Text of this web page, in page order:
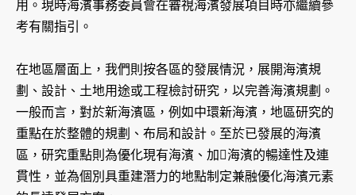
用。現時海濱事務委員會在審視海濱發展項目時亦繼續參
考有關指引。
在地區層面上，我們則按各區的發展情況，展開海濱規
劃、設計、土地用途或工程檢討研究，以完善海濱規劃。
一般而言，對於新海濱區，例如中環新海濱，地區研究的
重點在於整體的規劃、布局和設計。至於已發展的海濱
區，研究重點則為優化現有海濱、加海濱的暢達性及連
貫性，並為個別具重建潛力的地點制定兼融優化海濱元素